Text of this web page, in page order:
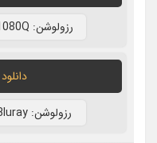
رزولوشن: 1080Q
رزولوشن: Bluray